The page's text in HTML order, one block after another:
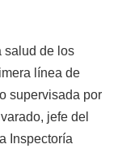
salud de los
línea de
supervisada por
jefe del
Inspectoría